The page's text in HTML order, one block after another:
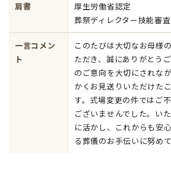
肩書
厚生労働省認定
葬祭ディレクター技能審
一言コメン
ト
このたびは大切なお母様
ただき、誠にありがとう
のご意向を大切にされな
かくお見送りいただけた
す。式場変更の件ではご
ございませんでした。い
に活かし、これからも安
る葬儀のお手伝いに努めて